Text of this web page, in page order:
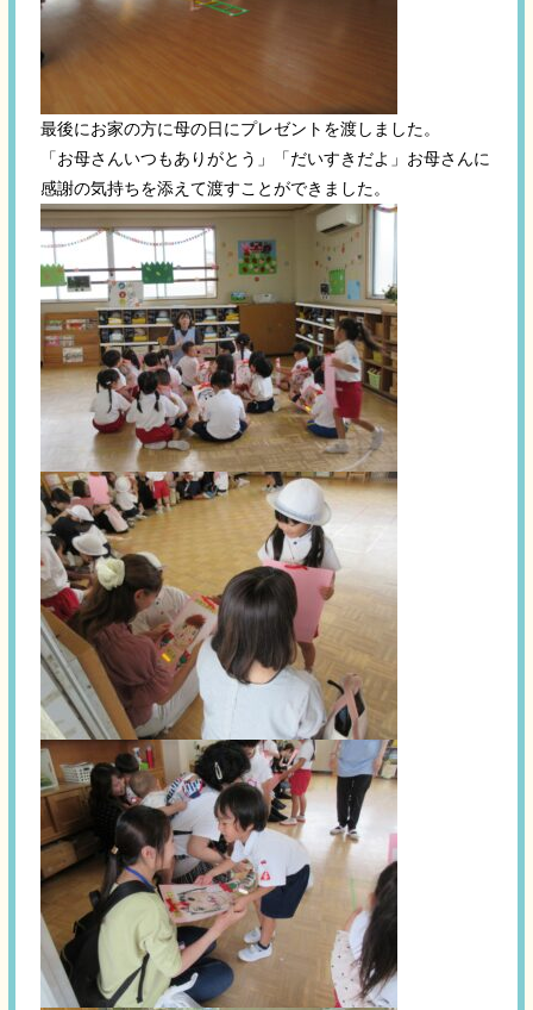
最後にお家の方に母の日にプレゼントを渡しました。
「お母さんいつもありがとう」「だいすきだよ」お母さんに
感謝の気持ちを添えて渡すことができました。